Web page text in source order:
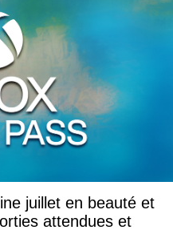
juillet en beauté et
attendues et